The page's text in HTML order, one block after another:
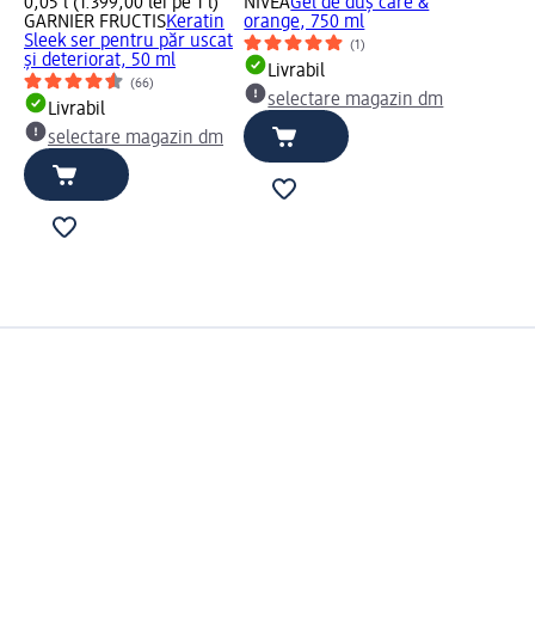
0,05 l (1.399,00 lei pe 1 l)
GARNIER FRUCTISKeratin
Sleek ser pentru păr uscat
și deteriorat, 50 ml
(66)
Livrabil
selectare magazin dm
NIVEAGel de duș care &
orange, 750 ml
(1)
Livrabil
selectare magazin dm